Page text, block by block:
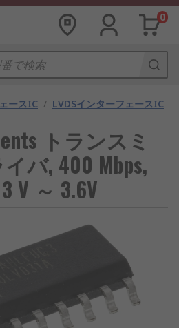
0
ースIC / LVDSインターフェースIC
トランスミ
バ, 400 Mbps,
V ～ 3.6V